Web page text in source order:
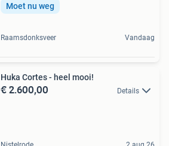
Moet nu weg
Raamsdonksveer Vandaag
Huka Cortes - heel mooi!
€ 2.600,00 Details